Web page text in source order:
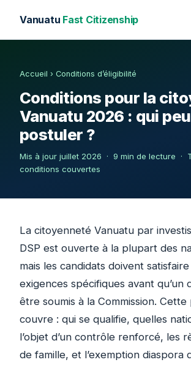
Vanuatu Fast Citizenship
Accueil › Conditions d’éligibilité
Conditions pour la
Vanuatu 2026 : qui
postuler ?
Mis à jour juillet 2026 · 9 min de lecture ·
conditions couvertes
La citoyenneté Vanuatu par
DSP est ouverte à la plupart des
mais les candidats doivent
exigences spécifiques avant qu’un
être soumis à la Commission. Cette
couvre : qui se qualifie, quelles
l’objet d’un contrôle renforcé, les
de famille, et l’exemption diaspora